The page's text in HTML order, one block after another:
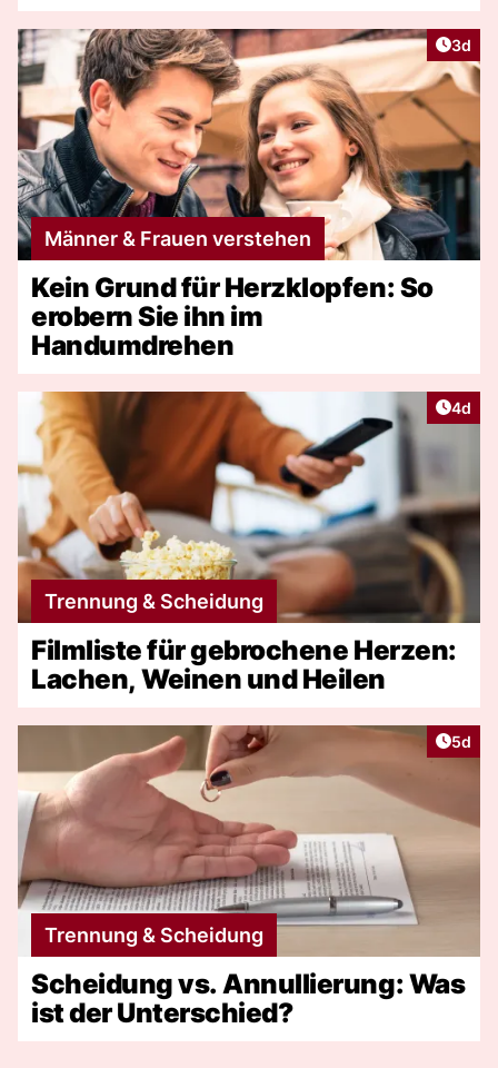
3d
Männer & Frauen verstehen
Kein Grund für Herzklopfen: So
erobern Sie ihn im
Handumdrehen
4d
Trennung & Scheidung
Filmliste für gebrochene Herzen:
Lachen, Weinen und Heilen
5d
Trennung & Scheidung
Scheidung vs. Annullierung: Was
ist der Unterschied?